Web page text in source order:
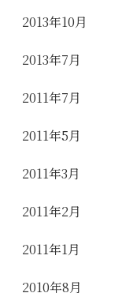
2013年10月
2013年7月
2011年7月
2011年5月
2011年3月
2011年2月
2011年1月
2010年8月